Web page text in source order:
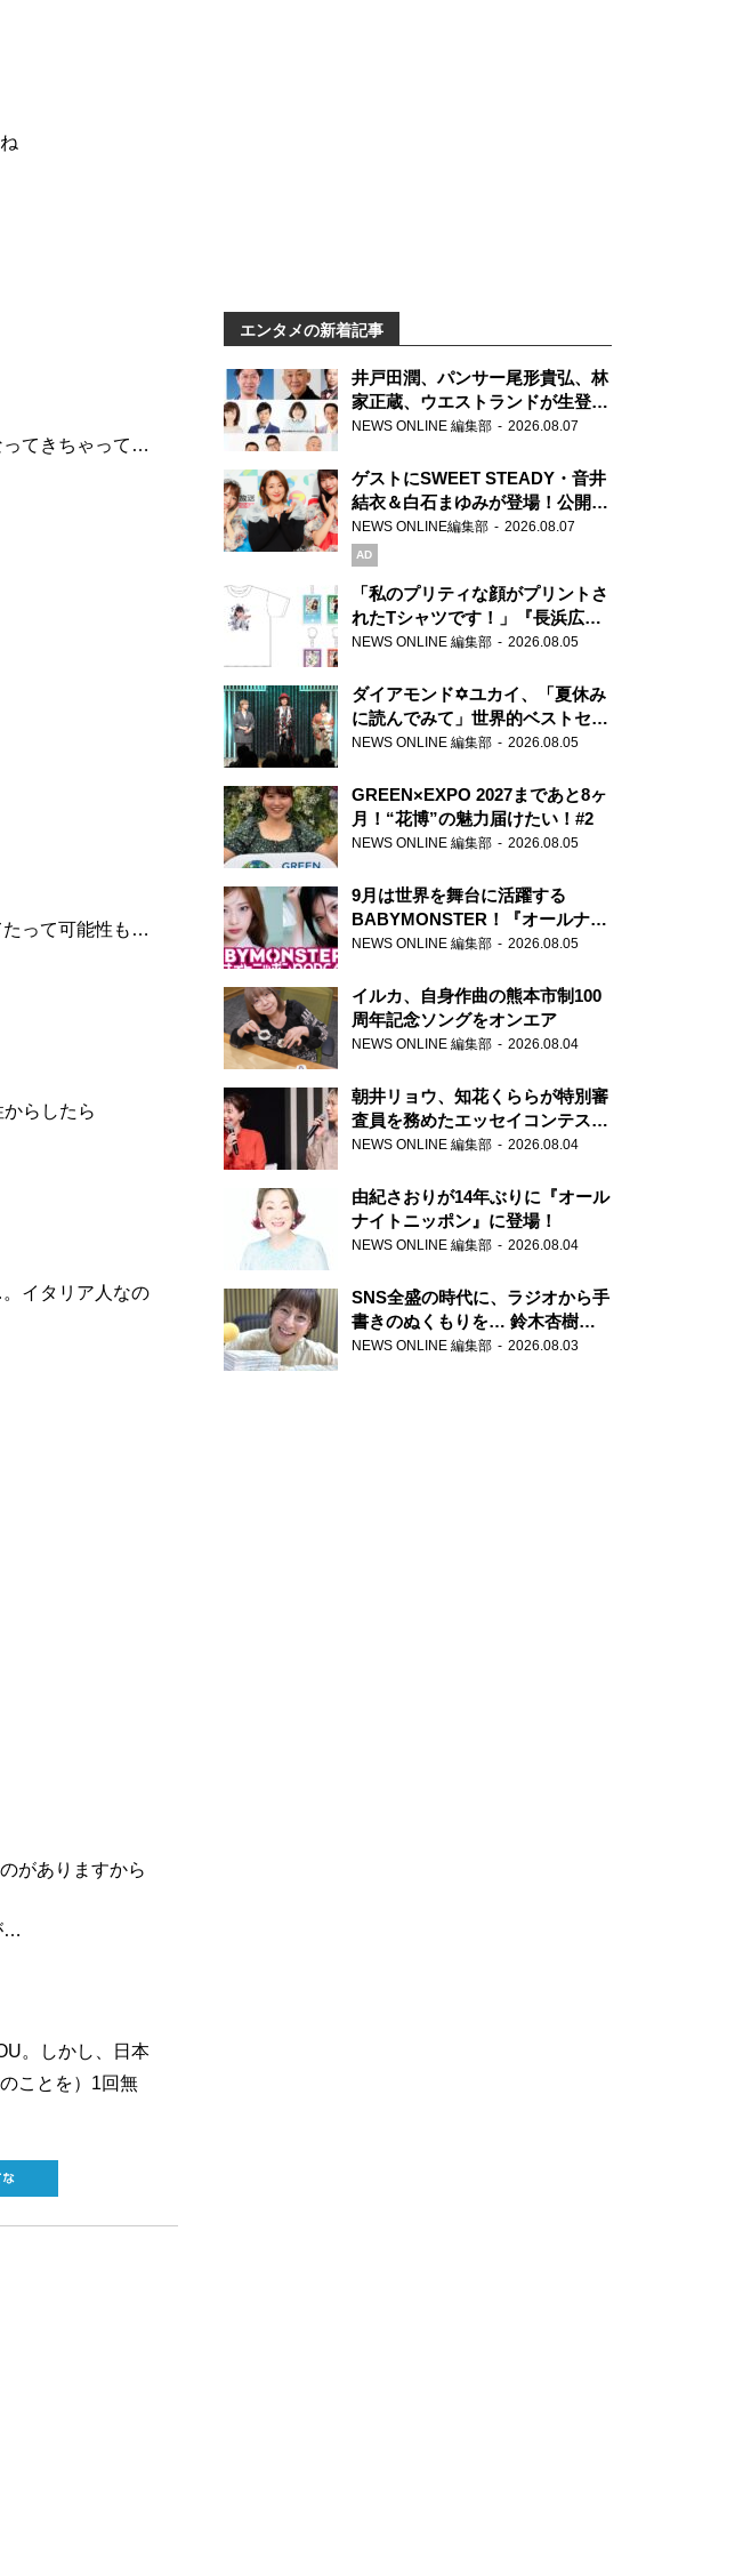
ってきちゃって…
たって可能性も…
らしたら
イタリア人なの
がありますから
…
。しかし、日本
ことを）1回無
エンタメの新着記事
井戸田潤、パンサー尾形貴弘、林
家正蔵、ウエストランドが生登
場！『ラジオビバリー昼ズ』
NEWS ONLINE 編集部 2026.08.07
ゲストにSWEET STEADY・音井
結衣＆白石まゆみが登場！公開収
録で素顔全開！
NEWS ONLINE編集部 2026.08.07
AD
「私のプリティな顔がプリントさ
れたTシャツです！」『長浜広奈
天下無双』初の番組グッズ発売
NEWS ONLINE 編集部 2026.08.05
ダイアモンド✡ユカイ、「夏休み
に読んでみて」世界的ベストセラ
ー『アナスタシア』を紹介
NEWS ONLINE 編集部 2026.08.05
GREEN×EXPO 2027まであと8ヶ
月！“花博”の魅力届けたい！#2
NEWS ONLINE 編集部 2026.08.05
9月は世界を舞台に活躍する
BABYMONSTER！『オールナイ
トニッポンPODCAST』月替わり
NEWS ONLINE 編集部 2026.08.05
イルカ、自身作曲の熊本市制100
周年記念ソングをオンエア
NEWS ONLINE 編集部 2026.08.04
朝井リョウ、知花くららが特別審
査員を務めたエッセイコンテスト
の特別番組「#いまあなたに伝え
NEWS ONLINE 編集部 2026.08.04
由紀さおりが14年ぶりに『オール
ナイトニッポン』に登場！
NEWS ONLINE 編集部 2026.08.04
SNS全盛の時代に、ラジオから手
書きのぬくもりを… 鈴木杏樹の
直筆はがきが届く！
NEWS ONLINE 編集部 2026.08.03